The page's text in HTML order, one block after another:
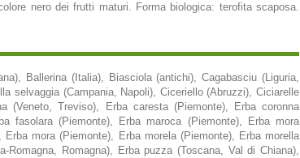
nero dei frutti maturi. Forma biologica: terofita scaposa.
Ballerina (Italia), Biasciola (antichi), Cagabasciu (Liguria,
selvaggia (Campania, Napoli), Ciceriello (Abruzzi), Ciciarelle
(Veneto, Treviso), Erba caresta (Piemonte), Erba coronna
fasolara (Piemonte), Erba maroca (Piemonte), Erba mora
mora (Piemonte), Erba morela (Piemonte), Erba morella
Romagna, Romagna), Erba puzza (Toscana, Val di Chiana),